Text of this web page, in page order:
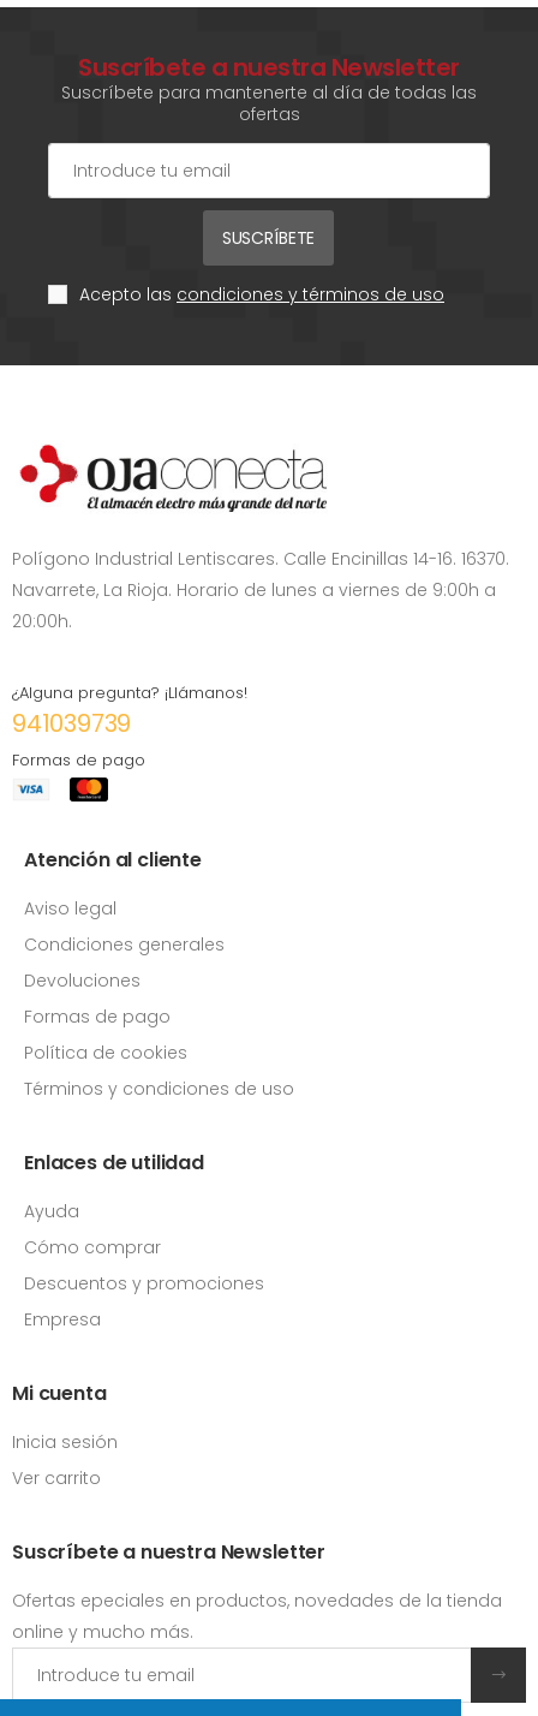
Suscríbete a nuestra Newsletter
Suscríbete para mantenerte al día de todas las
ofertas
SUSCRÍBETE
Acepto las condiciones y términos de uso
Polígono Industrial Lentiscares. Calle Encinillas 14-16. 16370.
Navarrete, La Rioja. Horario de lunes a viernes de 9:00h a
20:00h.
¿Alguna pregunta? ¡Llámanos!
941039739
Formas de pago
Atención al cliente
Aviso legal
Condiciones generales
Devoluciones
Formas de pago
Política de cookies
Términos y condiciones de uso
Enlaces de utilidad
Ayuda
Cómo comprar
Descuentos y promociones
Empresa
Mi cuenta
Inicia sesión
Ver carrito
Suscríbete a nuestra Newsletter
Ofertas epeciales en productos, novedades de la tienda
online y mucho más.